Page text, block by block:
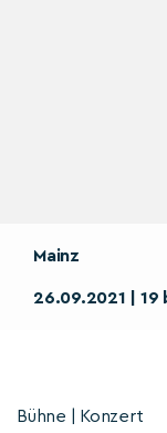
Mainz
26.09.2021 | 19
Bühne | Konzert